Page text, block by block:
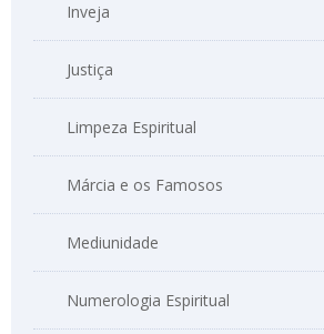
Inveja
Justiça
Limpeza Espiritual
Márcia e os Famosos
Mediunidade
Numerologia Espiritual